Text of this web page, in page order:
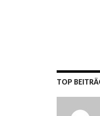
TOP